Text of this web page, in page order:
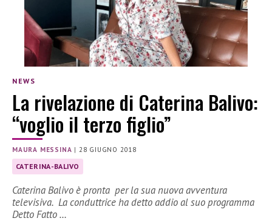
NEWS
La rivelazione di Caterina Balivo:
“voglio il terzo figlio”
MAURA MESSINA | 28 GIUGNO 2018
CATERINA-BALIVO
Caterina Balivo è pronta per la sua nuova avventura
televisiva. La conduttrice ha detto addio al suo programma
Detto Fatto …